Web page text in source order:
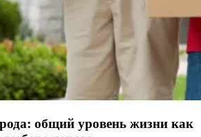
общий уровень жизни как